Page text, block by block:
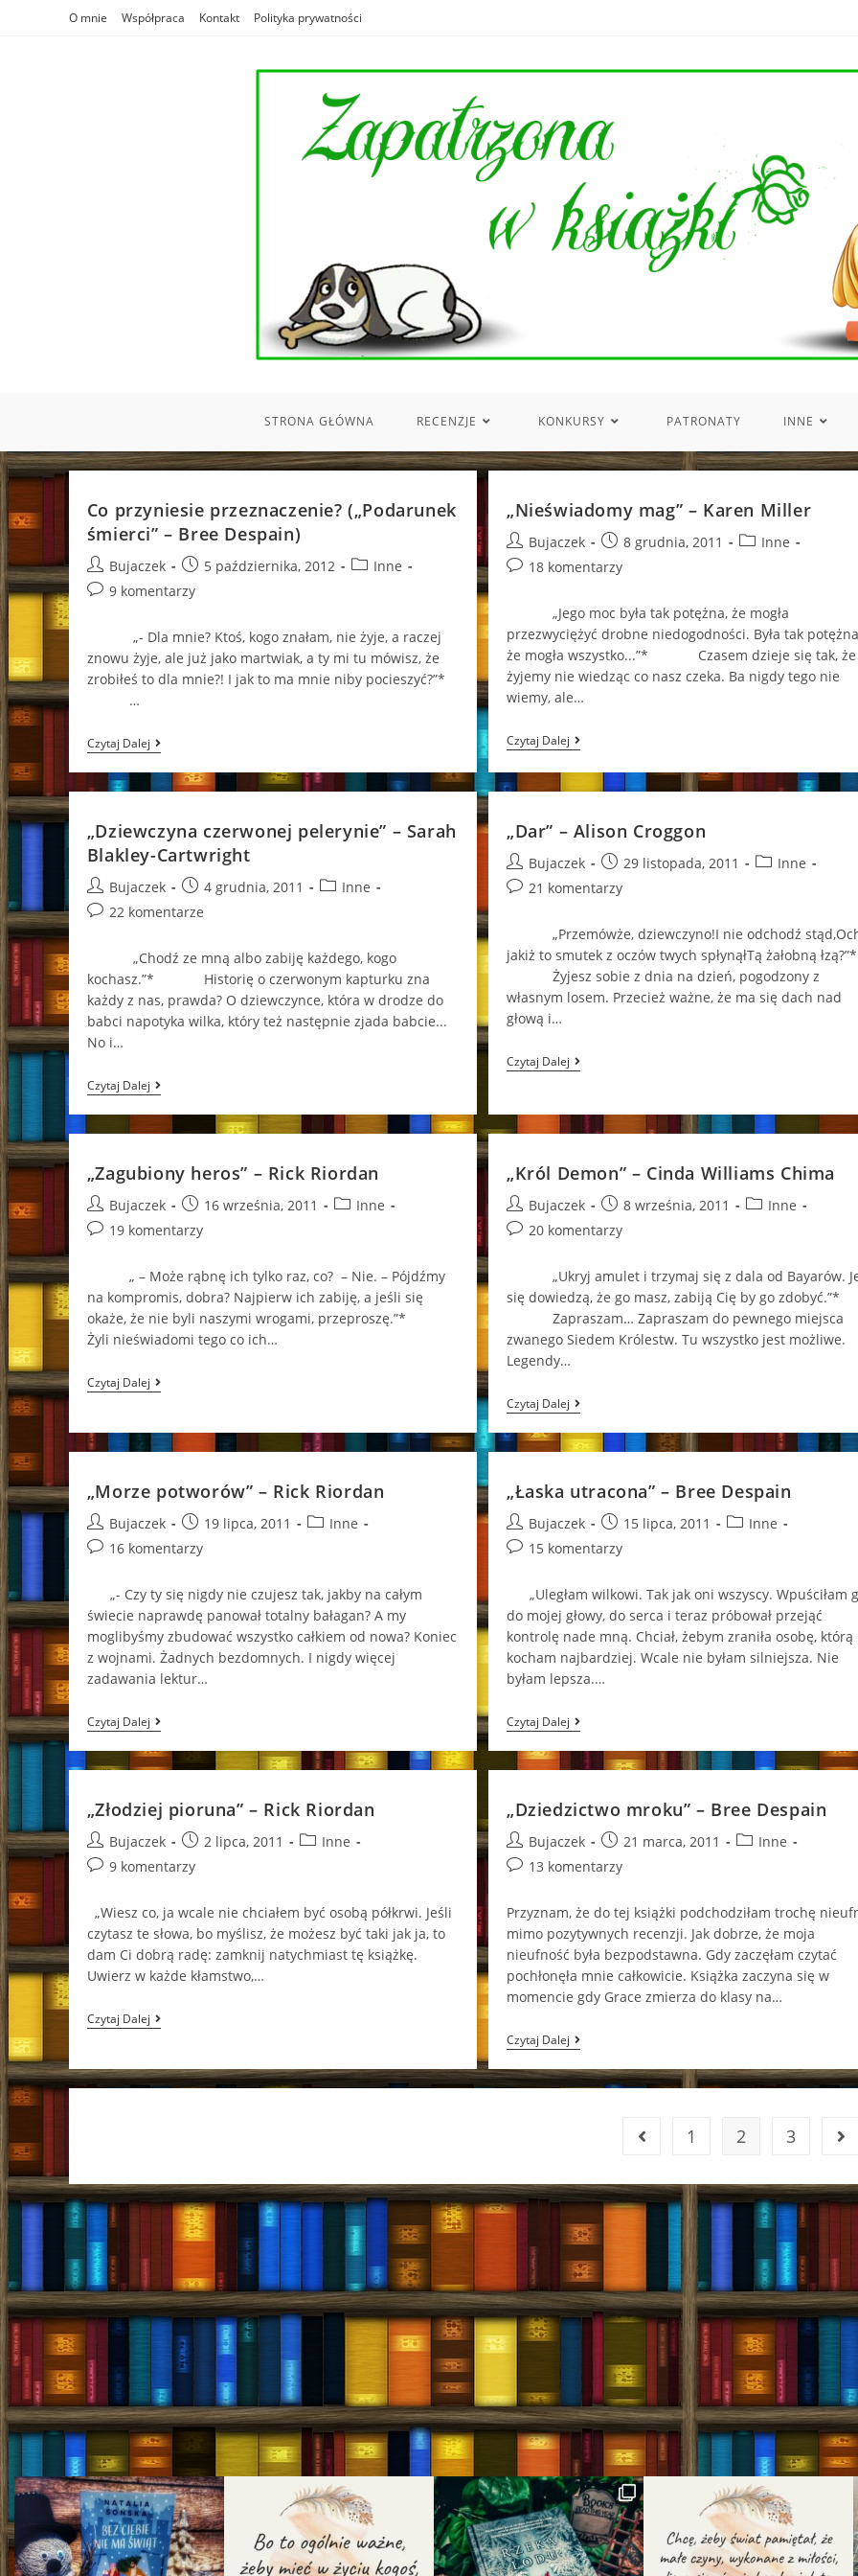
O mnie Współpraca Kontakt Polityka prywatności
STRONA GŁÓWNA RECENZJE KONKURSY PATRONATY INNE
Co przyniesie przeznaczenie? („Podarunek
śmierci” – Bree Despain)
Post
author:
Bujaczek
Post
published:
5 października, 2012
PostInne
Post9 komentarzy
„- Dla mnie? Ktoś, kogo znałam, nie żyje, a raczej
znowu żyje, ale już jako martwiak, a ty mi tu mówisz, że
zrobiłeś to dla mnie?! I jak to ma mnie niby pocieszyć?”*
…
Czytaj DalejCo
Przyniesie
Przeznaczenie?
(„Podarunek
Bree
Despain)
„Nieświadomy mag” – Karen Miller
Post
author:
Bujaczek
Post
published:
8 grudnia, 2011
PostInne
Post18 komentarzy
„Jego moc była tak potężna, że mogła
przezwyciężyć drobne niedogodności. Była tak
że mogła wszystko...”* Czasem dzieje się tak, że
żyjemy nie wiedząc co nasz czeka. Ba nigdy tego nie
wiemy, ale…
Czytaj Dalej „Nieświadomy
Mag”
–
Karen
„Dziewczyna czerwonej pelerynie” – Sarah
Blakley-Cartwright
Post
author:
Bujaczek
Post
published:
4 grudnia, 2011
PostInne
Post22 komentarze
„Chodź ze mną albo zabiję każdego, kogo
kochasz.”* Historię o czerwonym kapturku zna
każdy z nas, prawda? O dziewczynce, która w drodze do
babci napotyka wilka, który też następnie zjada babcie...
No i…
Czytaj Dalej„Dziewczyna
Czerwonej
Pelerynie”
–
Cartwright
„Dar” – Alison Croggon
Post
author:
Bujaczek
Post
published:
29 listopada, 2011
PostInne
Post21 komentarzy
„Przemówże, dziewczyno!I nie odchodź
jakiż to smutek z oczów twych spłynąłTą żałobną łzą?”*
Żyjesz sobie z dnia na dzień, pogodzony z
własnym losem. Przecież ważne, że ma się dach nad
głową i…
Czytaj Dalej „Dar”
–
„Zagubiony heros” – Rick Riordan
Post
author:
Bujaczek
Post
published:
16 września, 2011
PostInne
Post19 komentarzy
„ – Może rąbnę ich tylko raz, co? – Nie. – Pójdźmy
na kompromis, dobra? Najpierw ich zabiję, a jeśli się
okaże, że nie byli naszymi wrogami, przeproszę.”*
Żyli nieświadomi tego co ich…
Czytaj Dalej„Zagubiony
Heros”
„Król Demon” – Cinda Williams Chima
Post
author:
Bujaczek
Post
published:
8 września, 2011
PostInne
Post20 komentarzy
„Ukryj amulet i trzymaj się z dala od Bayarów.
się dowiedzą, że go masz, zabiją Cię by go zdobyć.”*
Zapraszam… Zapraszam do pewnego miejsca
zwanego Siedem Królestw. Tu wszystko jest możliwe.
Legendy…
Czytaj Dalej „Król
Demon”
–
Cinda
„Morze potworów” – Rick Riordan
Post
author:
Bujaczek
Post
published:
19 lipca, 2011
PostInne
Post16 komentarzy
„- Czy ty się nigdy nie czujesz tak, jakby na całym
świecie naprawdę panował totalny bałagan? A my
moglibyśmy zbudować wszystko całkiem od nowa? Koniec
z wojnami. Żadnych bezdomnych. I nigdy więcej
zadawania lektur…
Czytaj Dalej„Morze
Potworów”
–
Rick
„Łaska utracona” – Bree Despain
Post
author:
Bujaczek
Post
published:
15 lipca, 2011
PostInne
Post15 komentarzy
„Uległam wilkowi. Tak jak oni wszyscy. Wpuściłam
do mojej głowy, do serca i teraz próbował przejąć
kontrolę nade mną. Chciał, żebym zraniła osobę, którą
kocham najbardziej. Wcale nie byłam silniejsza. Nie
byłam lepsza.…
Czytaj Dalej „Łaska
Utracona”
–
Bree
„Złodziej pioruna” – Rick Riordan
Post
author:
Bujaczek
Post
published:
2 lipca, 2011
PostInne
Post9 komentarzy
„Wiesz co, ja wcale nie chciałem być osobą półkrwi. Jeśli
czytasz te słowa, bo myślisz, że możesz być taki jak ja, to
dam Ci dobrą radę: zamknij natychmiast tę książkę.
Uwierz w każde kłamstwo,…
Czytaj Dalej„Złodziej
Pioruna”
Riordan
„Dziedzictwo mroku” – Bree Despain
Post
author:
Bujaczek
Post
published:
21 marca, 2011
PostInne
Post13 komentarzy
Przyznam, że do tej książki podchodziłam trochę
mimo pozytywnych recenzji. Jak dobrze, że moja
nieufność była bezpodstawna. Gdy zaczęłam czytać
pochłonęła mnie całkowicie. Książka zaczyna się w
momencie gdy Grace zmierza do klasy na…
Czytaj Dalej „Dziedzictwo
Mroku”
–
Bree
Go to the previous page
1 2 3